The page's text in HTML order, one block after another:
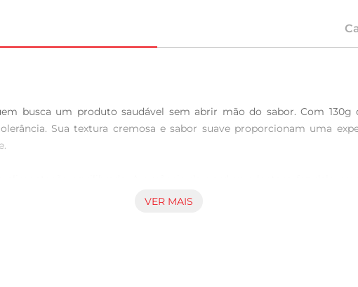
busca um produto saudável sem abrir mão do sabor. Com
Sua textura cremosa e sabor suave proporcionam uma
é uma fonte de probióticos, que ajudam na saúde intestinal,
leve e nutritiva. Com um sabor que agrada a todos, o Iogurte
VER MAIS